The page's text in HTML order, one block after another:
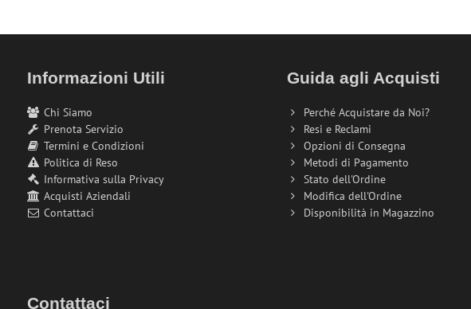
Informazioni Utili
Chi Siamo
Prenota Servizio
Termini e Condizioni
Politica di Reso
Informativa sulla Privacy
Acquisti Aziendali
Contattaci
Guida agli Acquisti
Perché Acquistare da Noi?
Resi e Reclami
Opzioni di Consegna
Metodi di Pagamento
Stato dell'Ordine
Modifica dell'Ordine
Disponibilità in Magazzino
Contattaci